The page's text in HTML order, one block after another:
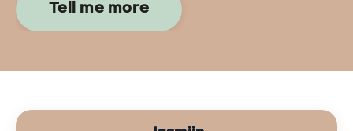
Tell me more